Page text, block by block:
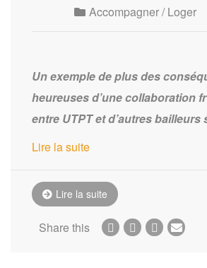
Accompagner / Loger
Un exemple de plus des
heureuses d’une collaboration
entre UTPT et d’autres bailleurs
Lire la suite
Lire la suite
Share this